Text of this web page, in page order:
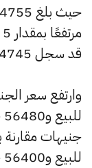
قد سجل 4745 جنيهًا للبيع و 4700 جنيهًا للشراء.
للبيع و56400 جنيهًا للشراء.